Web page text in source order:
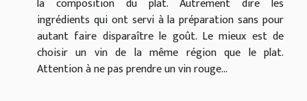
ingrédients qui ont servi à la préparation sans pour
autant faire disparaître le goût. Le mieux est de
choisir un vin de la même région que le plat.
Attention à ne pas prendre un vin rouge...